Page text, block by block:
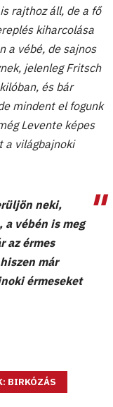
rajthoz áll, de a fő
kiharcolása
a vébé, de sajnos
jelenleg Fritsch
és bár
mindent el fogunk
Levente képes
a világbajnoki
neki,
a vébén is meg
az érmes
már
érmeseket
BIRKÓZÁS